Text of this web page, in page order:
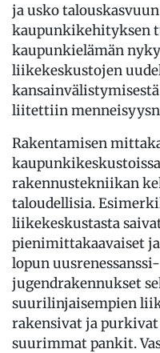
ja usko
kaupunkikehityksen
kaupunkielämän
liikekeskustojen
liitettiin
Rakentamisen
rakennustekniikan
taloudellisia.
liikekeskustasta
pienimittakaavaiset
lopun
jugendrakennukset
suurilinjaisempien
rakensivat ja
suurimmat pankit.